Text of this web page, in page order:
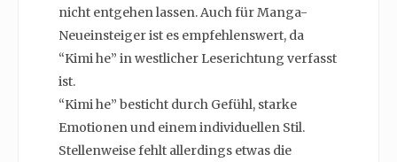
nicht entgehen lassen. Auch für Manga-
Neueinsteiger ist es empfehlenswert, da
“Kimi he” in westlicher Leserichtung verfasst
ist.
“Kimi he” besticht durch Gefühl, starke
Emotionen und einem individuellen Stil.
Stellenweise fehlt allerdings etwas die